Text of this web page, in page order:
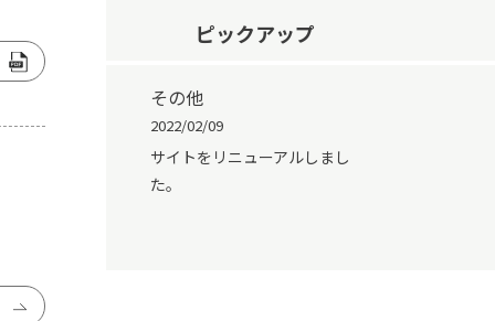
ピックアップ
その他
2022/02/09
サイトをリニューアルしまし
た。